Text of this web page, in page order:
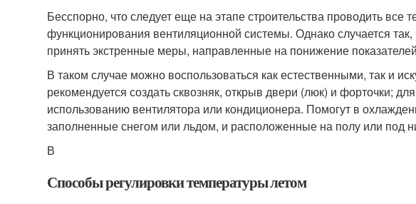
Бесспорно, что следует еще на этапе строительства проводить все
функционирования вентиляционной системы. Однако случается
принять экстренные меры, направленные на понижение
В таком случае можно воспользоваться как естественными, так и
рекомендуется создать сквозняк, открыв двери (люк) и форточки;
использованию вентилятора или кондиционера. Помогут в
заполненные снегом или льдом, и расположенные на полу или под
В
Способы регулировки температуры летом